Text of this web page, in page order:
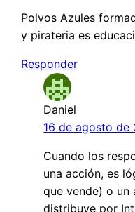
Polvos Azules
y pirateria es
Responder
Daniel
16 de agosto de
Cuando los
una acción, es
que vende) o
distribuye por